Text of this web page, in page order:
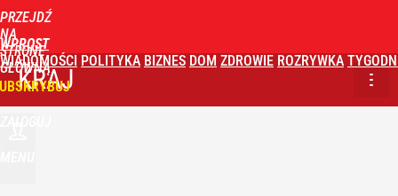
PRZEJDŹ
NA
STRONĘ
GŁÓWNĄ
WPROST
WIADOMOŚCI POLITYKA BIZNES DOM ZDROWIE ROZRYWKA
KRAJ